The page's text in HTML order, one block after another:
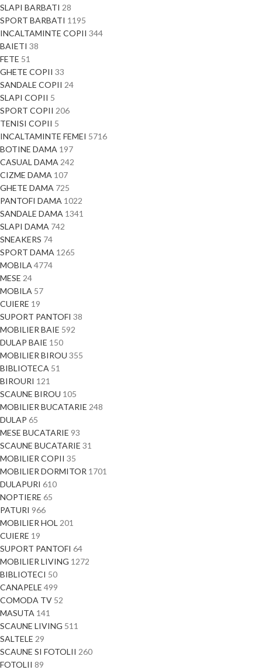
SLAPI BARBATI 28
SPORT BARBATI 1195
INCALTAMINTE COPII 344
BAIETI 38
FETE 51
GHETE COPII 33
SANDALE COPII 24
SLAPI COPII 5
SPORT COPII 206
TENISI COPII 5
INCALTAMINTE FEMEI 5716
BOTINE DAMA 197
CASUAL DAMA 242
CIZME DAMA 107
GHETE DAMA 725
PANTOFI DAMA 1022
SANDALE DAMA 1341
SLAPI DAMA 742
SNEAKERS 74
SPORT DAMA 1265
MOBILA 4774
MESE 24
MOBILA 57
CUIERE 19
SUPORT PANTOFI 38
MOBILIER BAIE 592
DULAP BAIE 150
MOBILIER BIROU 355
BIBLIOTECA 51
BIROURI 121
SCAUNE BIROU 105
MOBILIER BUCATARIE 248
DULAP 65
MESE BUCATARIE 93
SCAUNE BUCATARIE 31
MOBILIER COPII 35
MOBILIER DORMITOR 1701
DULAPURI 610
NOPTIERE 65
PATURI 966
MOBILIER HOL 201
CUIERE 19
SUPORT PANTOFI 64
MOBILIER LIVING 1272
BIBLIOTECI 50
CANAPELE 499
COMODA TV 52
MASUTA 141
SCAUNE LIVING 511
SALTELE 29
SCAUNE SI FOTOLII 260
FOTOLII 89